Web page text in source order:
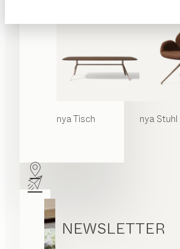
nyaTisch nyaStuhl
NEWSLETTER